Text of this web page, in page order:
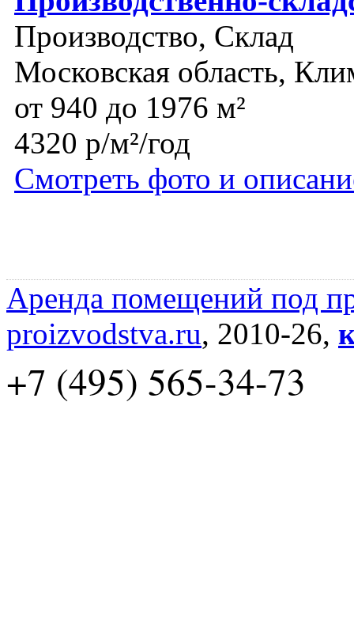
Производство, Склад
Московская область,
от 940 до 1976 м²
4320 р/м²/год
Смотреть фото и
Аренда помещений под
proizvodstva.ru, 2010-26,
+7 (495) 565-34-73